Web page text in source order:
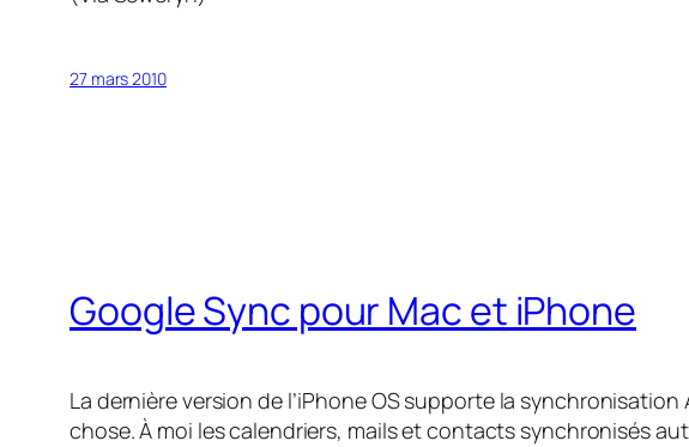
27 mars 2010
Google Sync pour Mac et iPhone
La dernière version de l’iPhone OS supporte la
chose. À moi les calendriers, mails et contacts synchronisés